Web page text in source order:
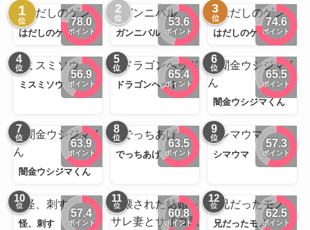
1
位 78.0
ポイント
はだしのゲン
2
位 53.6
ポイント
ガンニバル
3
位 74.6
ポイント
はだしのゲン
4
位 56.9
ポイント
ミスミソウ
5
位 65.4
ポイント
ドラゴンヘッド
6
位 65.5
ポイント
闇金ウシジマくん
7
位 63.9
ポイント
闇金ウシジマくん
8
位 63.5
ポイント
でっちあげ
9
位 57.3
ポイント
シマウマ
10
位
57.4
ポイント
怪、刺す
11
位
60.8
ポイント
12
位
62.5
ポイント
兄だったモノ